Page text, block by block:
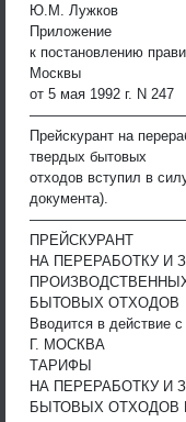
Ю.М. Лужков
Приложение
к постановлению
Москвы
от 5 мая 1992 г. N 247
Прейскурант на
твердых бытовых
отходов вступил в
документа).
ПРЕЙСКУРАНТ
НА ПЕРЕРАБОТКУ И
БЫТОВЫХ ОТХОДОВ
Вводится в действие с
Г. МОСКВА
ТАРИФЫ
НА ПЕРЕРАБОТКУ И
БЫТОВЫХ ОТХОДОВ